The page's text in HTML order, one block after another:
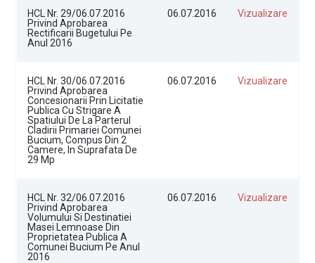
HCL Nr. 29/06.07.2016
Privind Aprobarea
Rectificarii Bugetului Pe
Anul 2016
06.07.2016 Vizualizare
HCL Nr. 30/06.07.2016
Privind Aprobarea
Concesionarii Prin Licitatie
Publica Cu Strigare A
Spatiului De La Parterul
Cladirii Primariei Comunei
Bucium, Compus Din 2
Camere, In Suprafata De
29 Mp
06.07.2016 Vizualizare
HCL Nr. 32/06.07.2016
Privind Aprobarea
Volumului Si Destinatiei
Masei Lemnoase Din
Proprietatea Publica A
Comunei Bucium Pe Anul
2016
06.07.2016 Vizualizare